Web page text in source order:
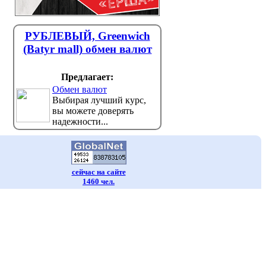
РУБЛЕВЫЙ, Greenwich
(Batyr mall) обмен валют
Предлагает:
Обмен валют
Выбирая лучший курс,
вы можете доверять
надежности...
сейчас на сайте
1460 чел.